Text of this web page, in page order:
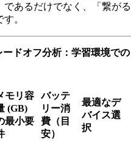
あるだけでなく、「繋がる
。
ードオフ分析：学習環境での
モリ容
(GB)
最小要
バッテ
リー消
費（目
安）
最適なデ
バイス選
択